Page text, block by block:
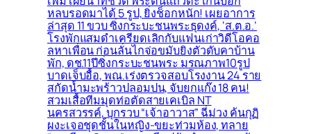
หลบรอดมาได้ 5 รูป, ยิ่งช็อกหนัก! เผยอาการ
ล่าสุด 11 ขวบ ซิ่งกระบะชนพระธุดงค์, ‘ส.ต.อ.’
โรงพักแสมดำเครียดเลิกกับแฟนเก่าวิดีโอคอ
ลหาเพื่อน ก่อนลั่นไกจ่อขมับยิงตัวดับคาบ้าน
พัก, ดช.11ปีซิ่งกระบะชนพระ มรณภาพ10รูป
บาดเจ็บอื้อ, พณ.เร่งตรวจสอบโรงงาน 24 ราย
สกัดน้ำมะพร้าวปลอมปน, จับยกแก๊ง 18 คน!
สวมเสื้อทีมมุดท่อตัดสายเคเบิล NT
นครสวรรค์, บุกรวบ “เจ้าอาวาส” ฉี่ม่วง ค้นกุฏิ
ผงะเจอชุดชั้นในหญิง-ขยะท่วมห้อง, ทลาย